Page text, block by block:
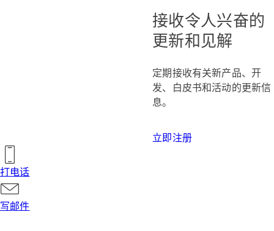
接收令人兴奋的
更新和见解
定期接收有关新产品、开
发、白皮书和活动的更新信
息。
立即注册
打电话
写邮件